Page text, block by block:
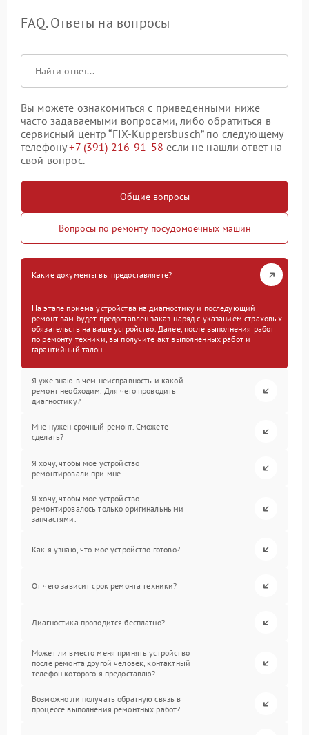
FAQ. Ответы на вопросы
Вы можете ознакомиться с приведенными ниже
часто задаваемыми вопросами, либо обратиться в
сервисный центр “FIX-Kuppersbusch” по следующему
телефону+7 (391) 216-91-58 если не нашли ответ на
свой вопрос.
Общие вопросы
Вопросы по ремонту посудомоечных машин
Какие документы вы предоставляете?
На этапе приема устройства на диагностику и последующий
ремонт вам будет предоставлен заказ-наряд с указанием страховых
обязательств на ваше устройство. Далее, после выполнения работ
по ремонту техники, вы получите акт выполненных работ и
гарантийный талон.
Я уже знаю в чем неисправность и какой
ремонт необходим. Для чего проводить
диагностику?
Мне нужен срочный ремонт. Сможете
сделать?
Я хочу, чтобы мое устройство
ремонтировали при мне.
Я хочу, чтобы мое устройство
ремонтировалось только оригинальными
запчастями.
Как я узнаю, что мое устройство готово?
От чего зависит срок ремонта техники?
Диагностика проводится бесплатно?
Может ли вместо меня принять устройство
после ремонта другой человек, контактный
телефон которого я предоставлю?
Возможно ли получать обратную связь в
процессе выполнения ремонтных работ?